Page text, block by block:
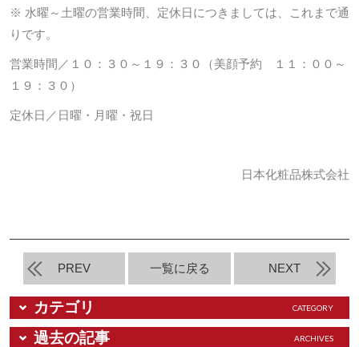
※ 水曜～土曜の営業時間、定休日につきましては、これまで通
りです。
営業時間／１０：３０～１９：３０（美顔予約 １１：００～
１９：３０）
定休日／日曜・月曜・祝日
日本化粧品株式会社
PREV 一覧に戻る NEXT
カテゴリ CATEGORY
過去の記事 ARCHIVES